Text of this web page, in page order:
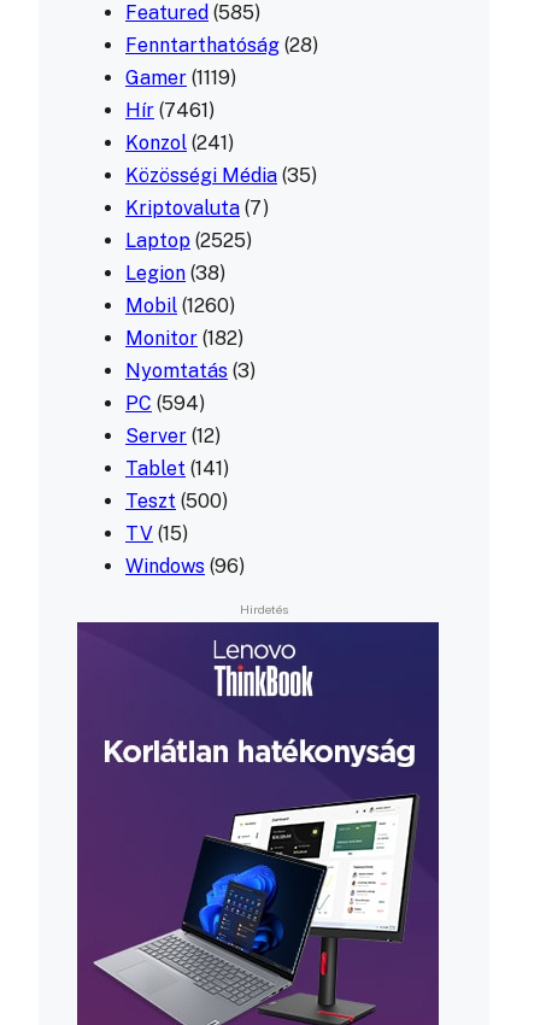
Featured (585)
Fenntarthatóság (28)
Gamer (1119)
Hír (7461)
Konzol (241)
Közösségi Média (35)
Kriptovaluta (7)
Laptop (2525)
Legion (38)
Mobil (1260)
Monitor (182)
Nyomtatás (3)
PC (594)
Server (12)
Tablet (141)
Teszt (500)
TV (15)
Windows (96)